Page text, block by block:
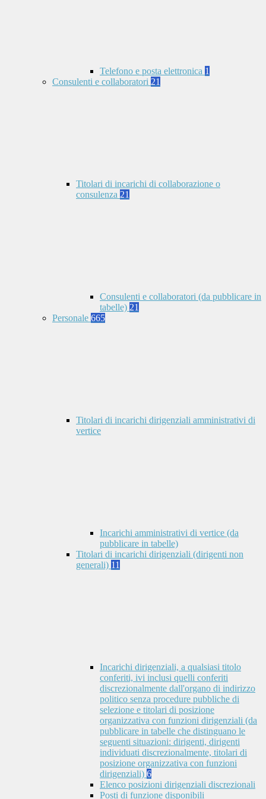
Telefono e posta elettronica 1
Consulenti e collaboratori 21
Titolari di incarichi di collaborazione o
consulenza 21
Consulenti e collaboratori (da pubblicare in
tabelle) 21
Personale 665
Titolari di incarichi dirigenziali amministrativi di
vertice
Incarichi amministrativi di vertice (da
pubblicare in tabelle)
Titolari di incarichi dirigenziali (dirigenti non
generali) 11
Incarichi dirigenziali, a qualsiasi titolo
conferiti, ivi inclusi quelli conferiti
discrezionalmente dall'organo di indirizzo
politico senza procedure pubbliche di
selezione e titolari di posizione
organizzativa con funzioni dirigenziali (da
pubblicare in tabelle che distinguano le
seguenti situazioni: dirigenti, dirigenti
individuati discrezionalmente, titolari di
posizione organizzativa con funzioni
dirigenziali) 6
Elenco posizioni dirigenziali discrezionali
Posti di funzione disponibili